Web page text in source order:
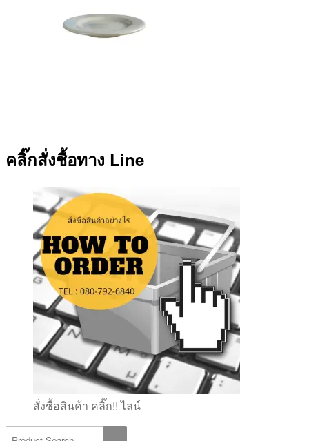
คลิ๊กสั่งชื้อทาง Line
สั่งชื้อสินค้า คลิ๊ก!! ไลน์